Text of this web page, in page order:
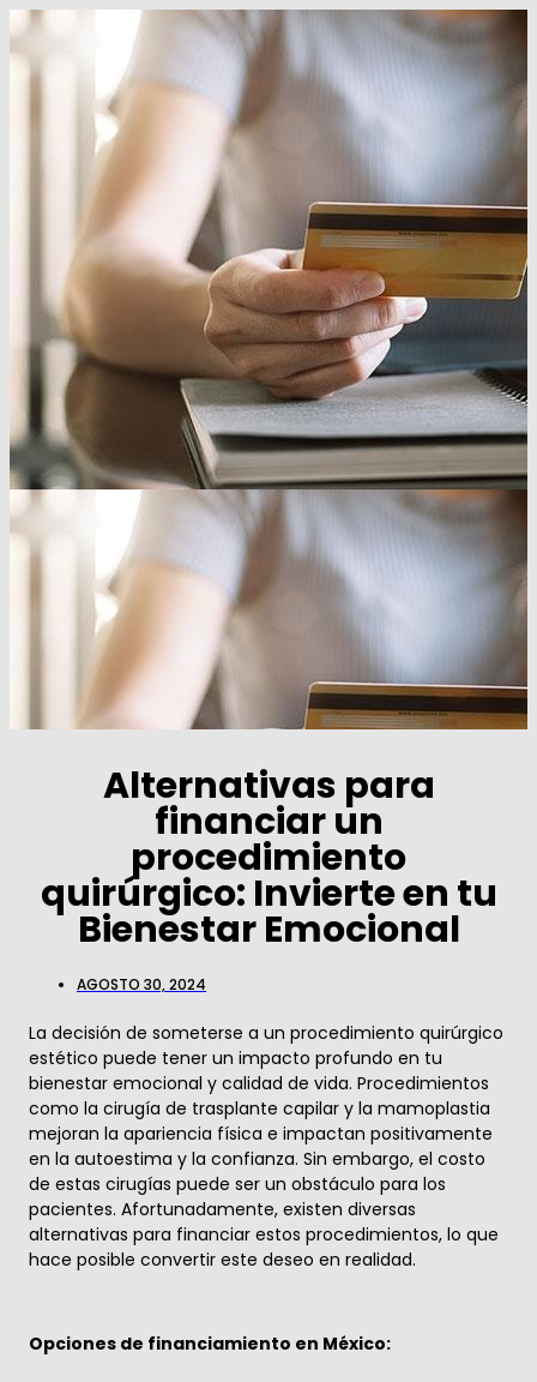
Alternativas para
financiar un
procedimiento
quirúrgico: Invierte en tu
Bienestar Emocional
AGOSTO 30, 2024
La decisión de someterse a un procedimiento quirúrgico
estético puede tener un impacto profundo en tu
bienestar emocional y calidad de vida. Procedimientos
como la cirugía de trasplante capilar y la mamoplastia
mejoran la apariencia física e impactan positivamente
en la autoestima y la confianza. Sin embargo, el costo
de estas cirugías puede ser un obstáculo para los
pacientes. Afortunadamente, existen diversas
alternativas para financiar estos procedimientos, lo que
hace posible convertir este deseo en realidad.
Opciones de financiamiento en México: